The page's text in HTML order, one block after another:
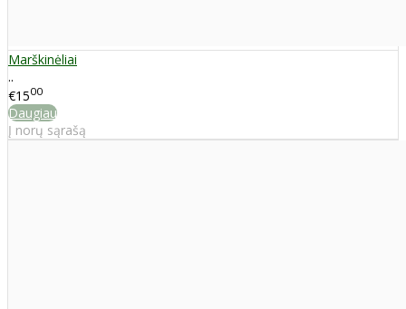
Marškinėliai
..
€1500
Daugiau
Į norų sąrašą